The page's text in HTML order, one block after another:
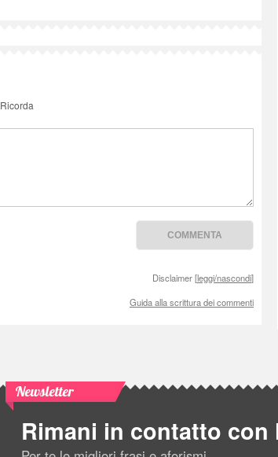
Ricorda
Disclaimer [leggi/nascondi]
Guida alla scrittura dei commenti
Newsletter
Rimani in contatto con